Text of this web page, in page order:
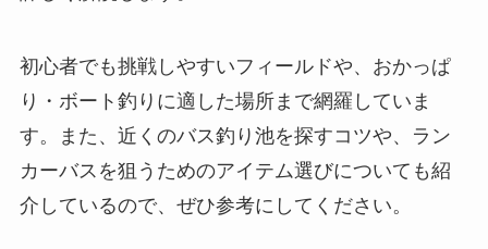
初心者でも挑戦しやすいフィールドや、おかっぱ
り・ボート釣りに適した場所まで網羅していま
す。また、近くのバス釣り池を探すコツや、ラン
カーバスを狙うためのアイテム選びについても紹
介しているので、ぜひ参考にしてください。